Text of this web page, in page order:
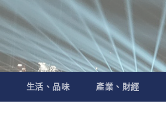
生活、品味 產業、財經